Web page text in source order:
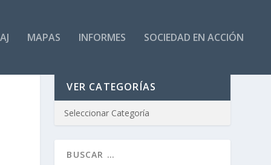
MAPAS INFORMES SOCIEDAD EN ACCIÓN
VER CATEGORÍAS